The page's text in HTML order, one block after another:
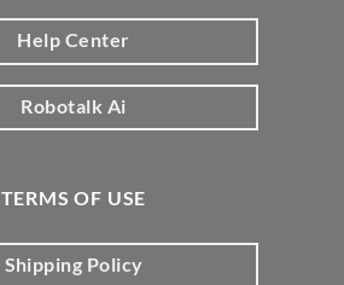
Help Center
Robotalk Ai
TERMS OF USE
Shipping Policy